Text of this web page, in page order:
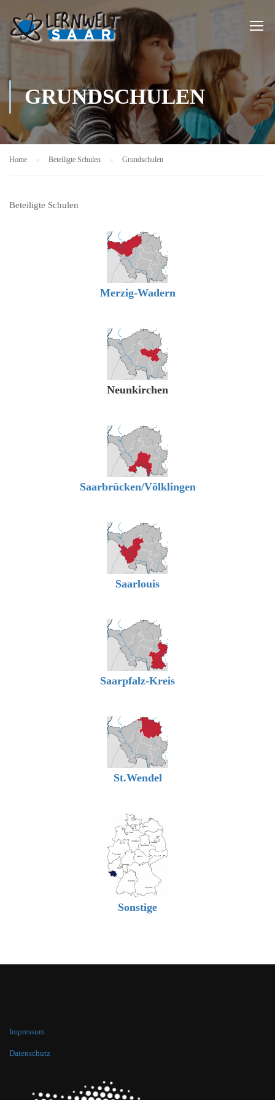
GRUNDSCHULEN
Home Beteiligte Schulen Grundschulen
Beteiligte Schulen
Merzig-Wadern
Neunkirchen
Saarbrücken/Völklingen
Saarlouis
Saarpfalz-Kreis
St.Wendel
Sonstige
Impressum
Datenschutz